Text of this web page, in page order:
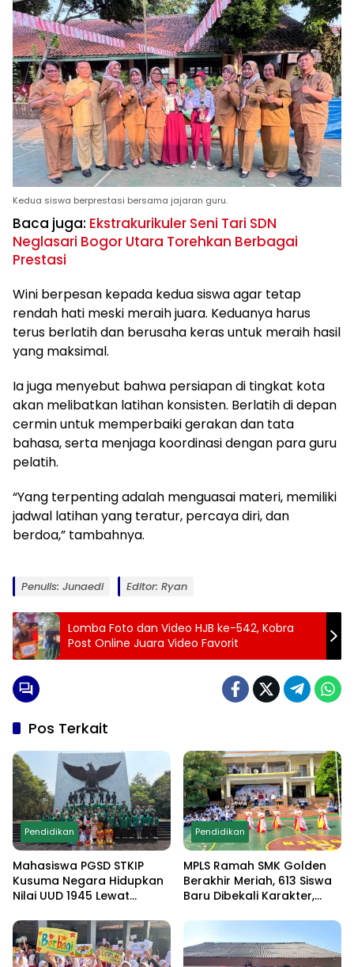
Kedua siswa berprestasi bersama jajaran guru.
Baca juga: Ekstrakurikuler Seni Tari SDN
Neglasari Bogor Utara Torehkan Berbagai
Prestasi
Wini berpesan kepada kedua siswa agar tetap
rendah hati meski meraih juara. Keduanya harus
terus berlatih dan berusaha keras untuk meraih hasil
yang maksimal.
Ia juga menyebut bahwa persiapan di tingkat kota
akan melibatkan latihan konsisten. Berlatih di depan
cermin untuk memperbaiki gerakan dan tata
bahasa, serta menjaga koordinasi dengan para guru
pelatih.
“Yang terpenting adalah menguasai materi, memiliki
jadwal latihan yang teratur, percaya diri, dan
berdoa,” tambahnya.
Penulis: Junaedi Editor: Ryan
Lomba Foto dan Video HJB ke-542, Kobra
Post Online Juara Video Favorit
Pos Terkait
Pendidikan
Mahasiswa PGSD STKIP
Kusuma Negara Hidupkan
Nilai UUD 1945 Lewat
Monumen Pancasila Sakti
Pendidikan
MPLS Ramah SMK Golden
Berakhir Meriah, 613 Siswa
Baru Dibekali Karakter,
hingga Demo
Ekstrakurikuler